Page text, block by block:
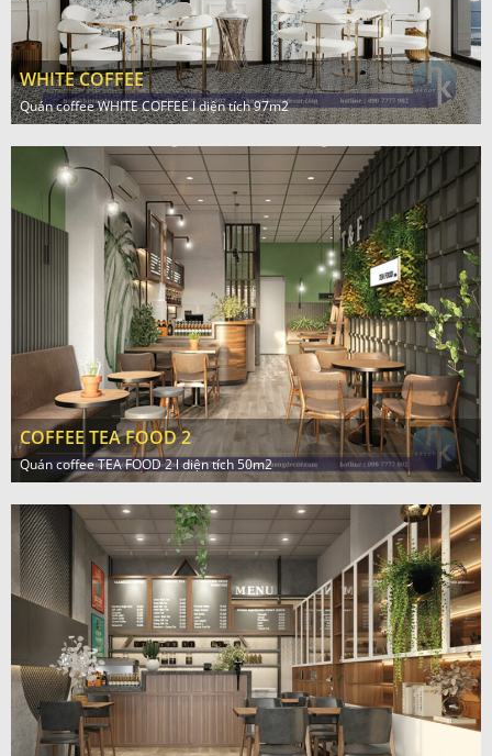
WHITE COFFEE
Quán coffee WHITE COFFEE l diện tích 97m2
COFFEE TEA FOOD 2
Quán coffee TEA FOOD 2 l diện tích 50m2